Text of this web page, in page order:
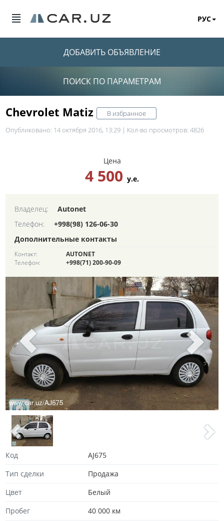
РУС
ДОБАВИТЬ ОБЪЯВЛЕНИЕ
ПОИСК ПО ПАРАМЕТРАМ
Chevrolet Matiz
В избранное
Опубликовано: 14 октября 2016, 13:29 | Кол-во просмотров: 4826
Цена
4 500 у.е.
Владелец:
Autonet
Телефон:
+998(98) 126-06-30
Дополнительные контакты
Контакт:
AUTONET
Телефон:
+998(71) 200-90-09
Код
AJ675
Тип сделки
Продажа
Цвет
Белый
Пробег
40 000 км